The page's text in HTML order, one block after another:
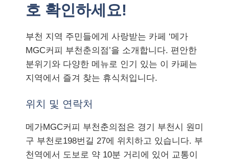
호 확인하세요!
부천 지역 주민들에게 사랑받는 카페 ‘메가
MGC커피 부천춘의점’을 소개합니다. 편안한
분위기와 다양한 메뉴로 인기 있는 이 카페는
지역에서 즐겨 찾는 휴식처입니다.
위치 및 연락처
메가MGC커피 부천춘의점은 경기 부천시 원미
구 부천로198번길 27에 위치하고 있습니다. 부
천역에서 도보로 약 10분 거리에 있어 교통이